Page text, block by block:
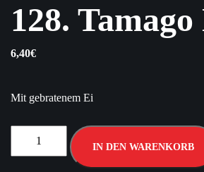
128.
6,40€
Mit gebratenem Ei
IN DEN WARENKORB